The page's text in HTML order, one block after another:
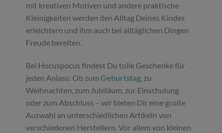
mit kreativen Motiven und andere praktische
Kleinigkeiten werden den Alltag Deines Kindes
erleichtern und ihm auch bei alltäglichen Dingen
Freude bereiten.
Bei Hocuspocus findest Du tolle Geschenke für
jeden Anlass: Ob zumGeburtstag, zu
Weihnachten, zum Jubiläum, zur Einschulung
oder zum Abschluss – wir bieten Dir eine große
Auswahl an unterschiedlichen Artikeln von
verschiedenen Herstellern. Vor allem von kleinen